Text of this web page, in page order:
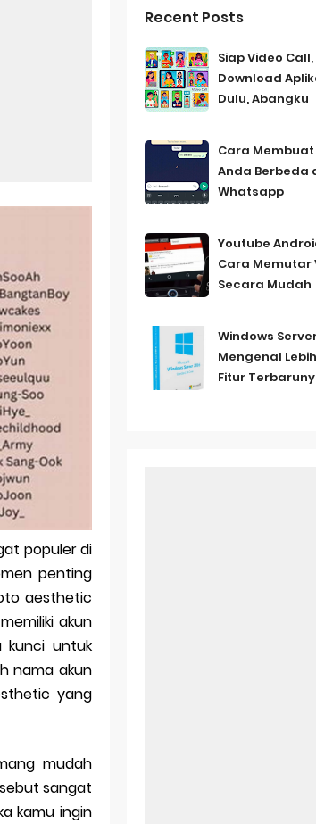
Komputasi Anda
Anda
Foto Grup Whatsapp
Hubungan
populer di
penting
aesthetic
akun
kunci untuk
nama akun
yang
mudah
sangat
kamu ingin
Recent Posts
Siap Video
Download
Dulu, Abangku
Cara Membuat
Anda Berbeda
Whatsapp
Youtube
Cara Memutar
Secara Mudah
Windows
Mengenal
Fitur